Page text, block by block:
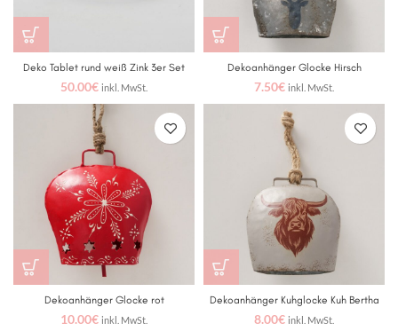
Deko Tablet rund weiß Zink 3er Set
50.00€ inkl. MwSt.
Dekoanhänger Glocke Hirsch
7.50€ inkl. MwSt.
Dekoanhänger Glocke rot
10.00€ inkl. MwSt.
Dekoanhänger Kuhglocke Kuh Bertha
8.00€ inkl. MwSt.